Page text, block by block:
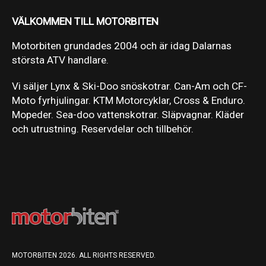
VÄLKOMMEN TILL MOTORBITEN
Motorbiten grundades 2004 och är idag Dalarnas
största ATV handlare.
Vi säljer Lynx & Ski-Doo snöskotrar. Can-Am och CF-
Moto fyrhjulingar. KTM Motorcyklar, Cross & Enduro.
Mopeder. Sea-doo vattenskotrar. Släpvagnar. Kläder
och utrustning. Reservdelar och tillbehör.
MOTORBITEN 2026. ALL RIGHTS RESERVED.